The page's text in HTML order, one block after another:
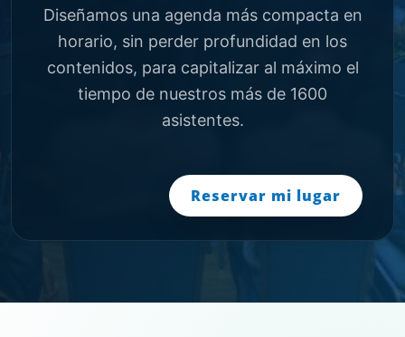
Diseñamos una agenda más compacta en
horario, sin perder profundidad en los
contenidos, para capitalizar al máximo el
tiempo de nuestros más de 1600
asistentes.
Reservar mi lugar